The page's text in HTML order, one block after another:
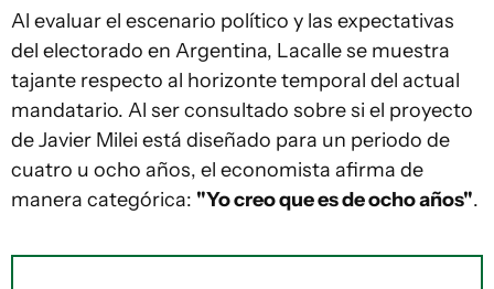
Al evaluar el escenario político y las expectativas
del electorado en Argentina, Lacalle se muestra
tajante respecto al horizonte temporal del actual
mandatario. Al ser consultado sobre si el proyecto
de Javier Milei está diseñado para un periodo de
cuatro u ocho años, el economista afirma de
manera categórica: "Yo creo que es de ocho años".